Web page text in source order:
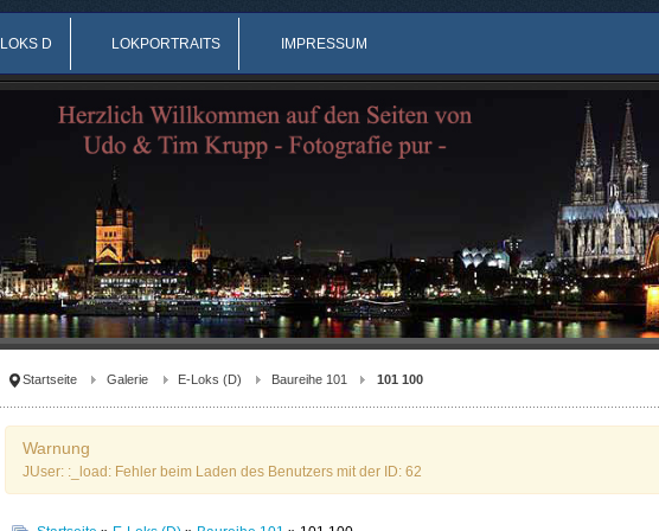
LOKS D LOKPORTRAITS IMPRESSUM
Startseite Galerie E-Loks (D) Baureihe 101 101 100
Warnung
JUser: :_load: Fehler beim Laden des Benutzers mit der ID: 62